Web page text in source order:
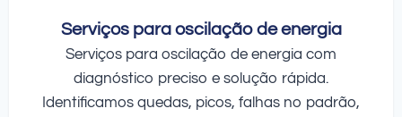
Serviços para oscilação de energia
Serviços para oscilação de energia com
diagnóstico preciso e solução rápida.
Identificamos quedas, picos, falhas no padrão,